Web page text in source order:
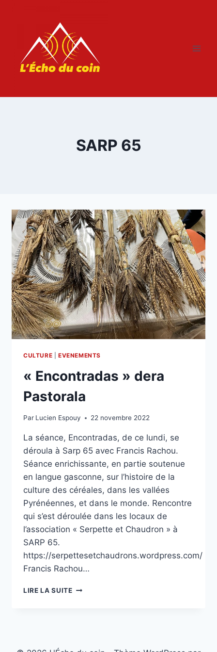
SARP 65
CULTURE EVENEMENTS
« Encontradas » dera
Pastorala
Par Lucien Espouy 22 novembre 2022
La séance, Encontradas, de ce lundi, se
déroula à Sarp 65 avec Francis Rachou.
Séance enrichissante, en partie soutenue
en langue gasconne, sur l’histoire de la
culture des céréales, dans les vallées
Pyrénéennes, et dans le monde. Rencontre
qui s’est déroulée dans les locaux de
l’association « Serpette et Chaudron » à
SARP 65.
https://serpettesetchaudrons.wordpress.com/
Francis Rachou…
LIRE LA SUITE« ENCONTRADAS »